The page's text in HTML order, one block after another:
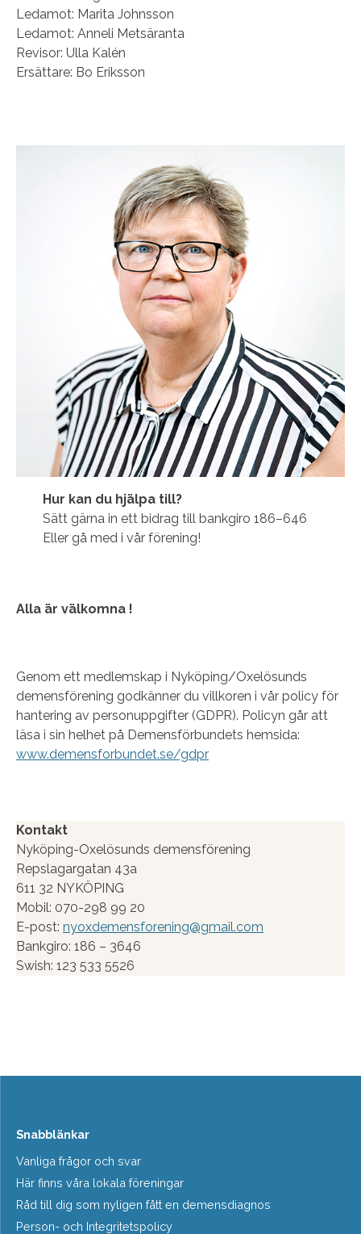
Ledamot: Marita Johnsson
Ledamot: Anneli Metsäranta
Revisor: Ulla Kalén
Ersättare: Bo Eriksson
Hur kan du hjälpa till?
Sätt gärna in ett bidrag till bankgiro 186–646
Eller gå med i vår förening!
Alla är välkomna !
Genom ett medlemskap i Nyköping/Oxelösunds
demensförening godkänner du villkoren i vår policy för
hantering av personuppgifter (GDPR). Policyn går att
läsa i sin helhet på Demensförbundets hemsida:
www.demensforbundet.se/gdpr
Kontakt
Nyköping-Oxelösunds demensförening
Repslagargatan 43a
611 32 NYKÖPING
Mobil: 070-298 99 20
E-post: nyoxdemensforening@gmail.com
Bankgiro: 186 – 3646
Swish: 123 533 5526
Snabblänkar
Vanliga frågor och svar
Här finns våra lokala föreningar
Råd till dig som nyligen fått en demensdiagnos
Person- och Integritetspolicy